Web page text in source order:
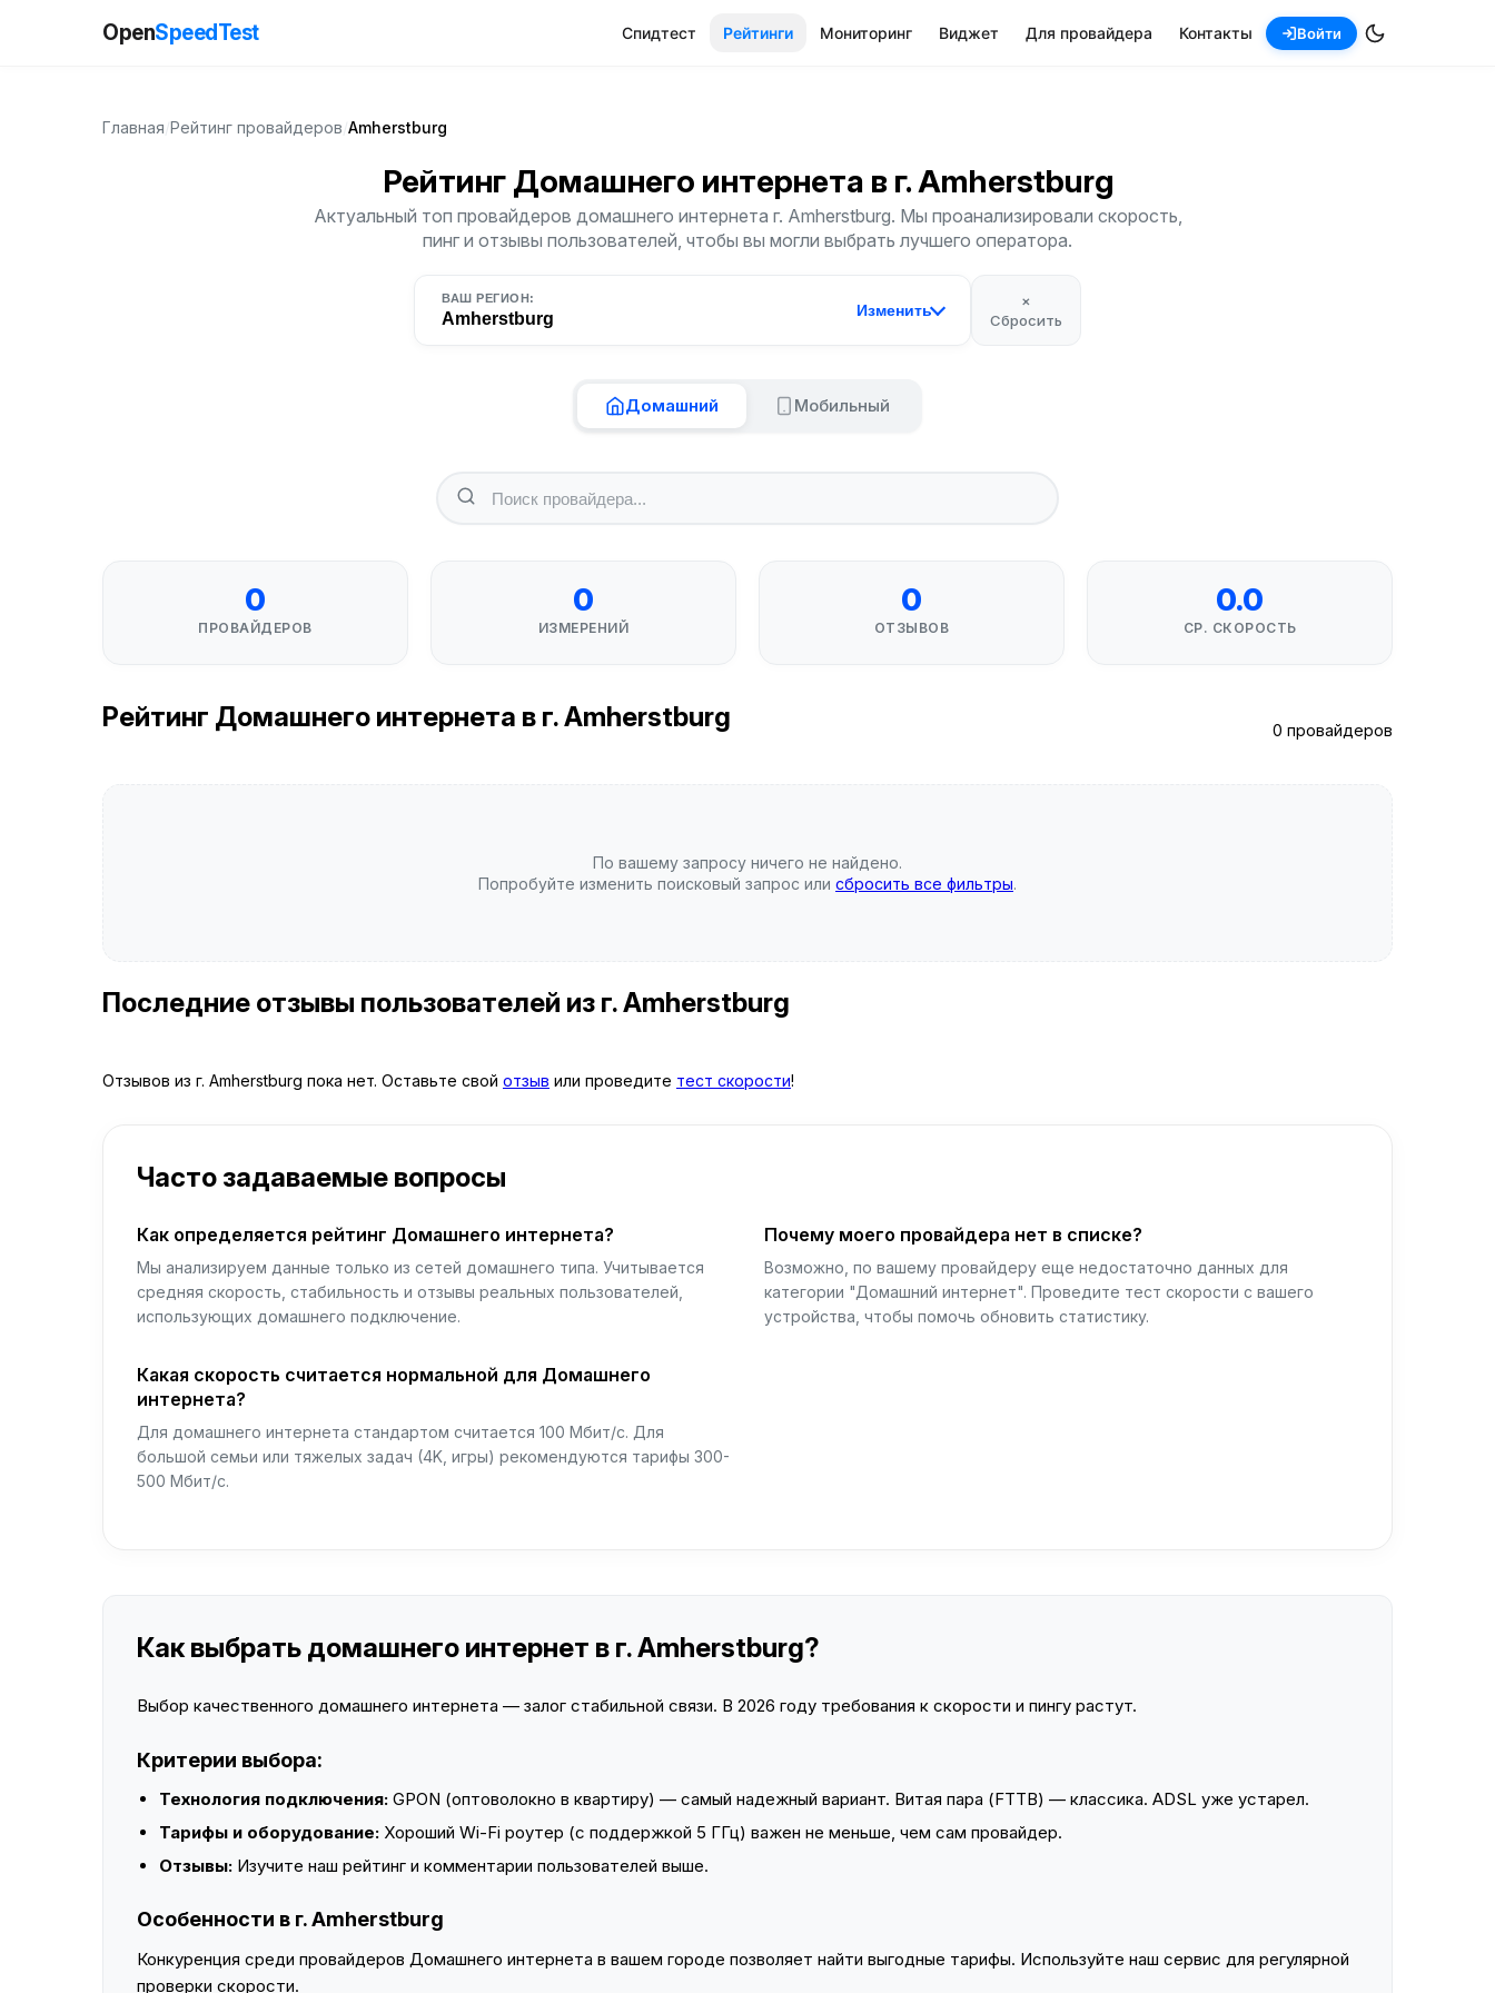
OpenSpeedTest Спидтест Рейтинги Мониторинг Виджет Для провайдера Контакты Войти
Главная Рейтинг провайдеров Amherstburg
Рейтинг Домашнего интернета в г. Amherstburg
Актуальный топ провайдеров домашнего интернета г. Amherstburg. Мы проанализировали скорость,
пинг и отзывы пользователей, чтобы вы могли выбрать лучшего оператора.
ВАШ РЕГИОН:
Amherstburg Изменить
×
Сбросить
Домашний Мобильный
0
ПРОВАЙДЕРОВ
0
ИЗМЕРЕНИЙ
0
ОТЗЫВОВ
0.0
СР. СКОРОСТЬ
Рейтинг Домашнего интернета в г. Amherstburg 0 провайдеров
По вашему запросу ничего не найдено.
Попробуйте изменить поисковый запрос или сбросить все фильтры.
Последние отзывы пользователей из г. Amherstburg
Отзывов из г. Amherstburg пока нет. Оставьте свой отзыв или проведите тест скорости!
Часто задаваемые вопросы
Как определяется рейтинг Домашнего интернета?
Мы анализируем данные только из сетей домашнего типа. Учитывается
средняя скорость, стабильность и отзывы реальных пользователей,
использующих домашнего подключение.
Почему моего провайдера нет в списке?
Возможно, по вашему провайдеру еще недостаточно данных для
категории "Домашний интернет". Проведите тест скорости с вашего
устройства, чтобы помочь обновить статистику.
Какая скорость считается нормальной для Домашнего
интернета?
Для домашнего интернета стандартом считается 100 Мбит/с. Для
большой семьи или тяжелых задач (4K, игры) рекомендуются тарифы 300-
500 Мбит/с.
Как выбрать домашнего интернет в г. Amherstburg?
Выбор качественного домашнего интернета — залог стабильной связи. В 2026 году требования к скорости и пингу растут.
Критерии выбора:
Технология подключения: GPON (оптоволокно в квартиру) — самый надежный вариант. Витая пара (FTTB) — классика. ADSL уже устарел.
Тарифы и оборудование: Хороший Wi-Fi роутер (с поддержкой 5 ГГц) важен не меньше, чем сам провайдер.
Отзывы: Изучите наш рейтинг и комментарии пользователей выше.
Особенности в г. Amherstburg
Конкуренция среди провайдеров Домашнего интернета в вашем городе позволяет найти выгодные тарифы. Используйте наш сервис для регулярной
проверки скорости.